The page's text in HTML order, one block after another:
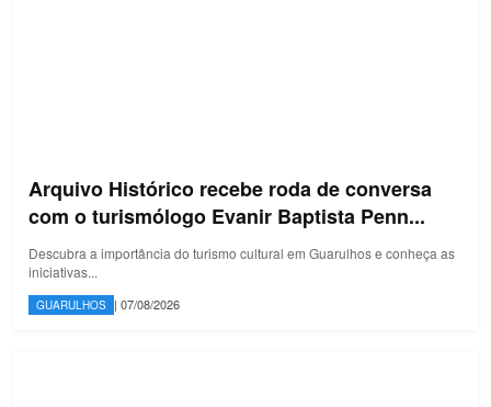
Arquivo Histórico recebe roda de conversa
com o turismólogo Evanir Baptista Penn...
Descubra a importância do turismo cultural em Guarulhos e conheça as
iniciativas...
GUARULHOS | 07/08/2026